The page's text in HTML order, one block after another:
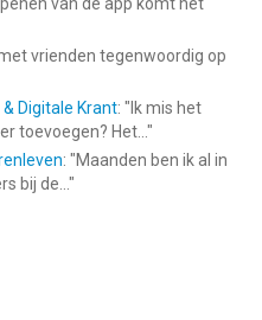
met vrienden tegenwoordig op
& Digitale Krant: " Ik mis het
toevoegen? Het... "
: "Maanden ben ik al in
bij de... "